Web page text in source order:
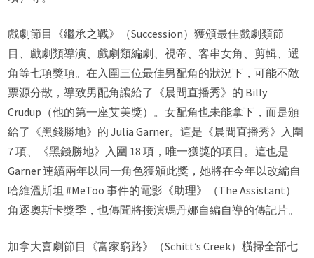
戲劇節目《繼承之戰》（Succession）獲頒最佳戲劇類節
目、戲劇類導演、戲劇類編劇、視帝、客串女角、剪輯、選
角等七項獎項。在入圍三位最佳男配角的狀況下，可能不敵
票源分散，導致男配角讓給了《晨間直播秀》的 Billy
Crudup（他的第一座艾美獎）。女配角也未能拿下，而是頒
給了《黑錢勝地》的 Julia Garner。這是《晨間直播秀》入圍
7 項、《黑錢勝地》入圍 18 項，唯一獲獎的項目。這也是
Garner 連續兩年以同一角色獲頒此獎，她將在今年以改編自
哈維溫斯坦 #MeToo 事件的電影《助理》（The Assistant）
角逐奧斯卡獎季，也傳聞將接演瑪丹娜自編自導的傳記片。
加拿大喜劇節目《富家窮路》（Schitt’s Creek）橫掃全部七